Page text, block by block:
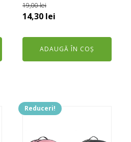
19,00lei
Prețul
a
fost:
14,30 lei
14,30 lei.
ADAUGĂ ÎN COȘ
Reduceri!
Acest